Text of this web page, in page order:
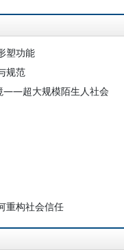
塑功能
规范
——超大规模陌生人社会
重构社会信任